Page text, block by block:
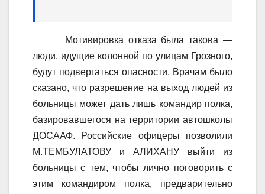
Мотивировка отказа была такова —
люди, идущие колонной по улицам Грозного,
будут подвергаться опасности. Врачам было
сказано, что разрешение на выход людей из
больницы может дать лишь командир полка,
базировавшегося на территории автошколы
ДОСААФ. Российские офицеры позволили
М.ТЕМБУЛАТОВУ и АЛИХАНУ выйти из
больницы с тем, чтобы лично поговорить с
этим командиром полка, предварительно